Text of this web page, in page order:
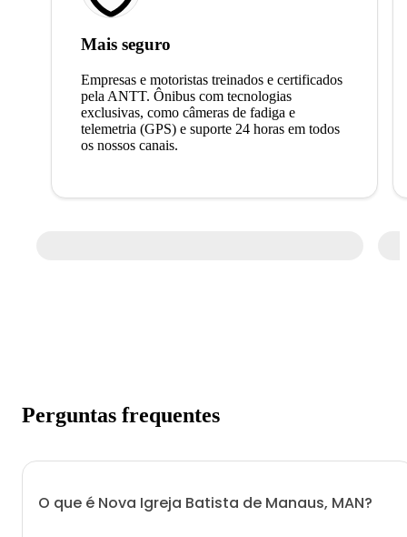
Mais seguro
Empresas e motoristas treinados e certificados
pela ANTT. Ônibus com tecnologias
exclusivas, como câmeras de fadiga e
telemetria (GPS) e suporte 24 horas em todos
os nossos canais.
Perguntas frequentes
O que é Nova Igreja Batista de Manaus, MAN?